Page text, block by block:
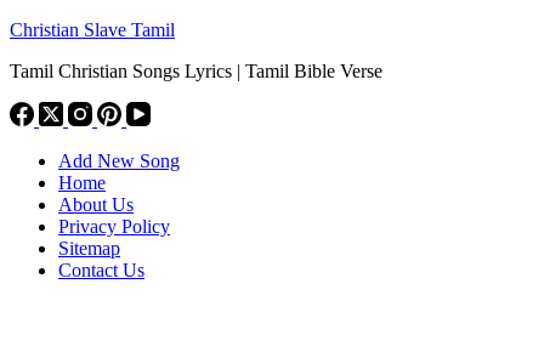
Christian Slave Tamil
Tamil Christian Songs Lyrics | Tamil Bible Verse
Add New Song
Home
About Us
Privacy Policy
Sitemap
Contact Us